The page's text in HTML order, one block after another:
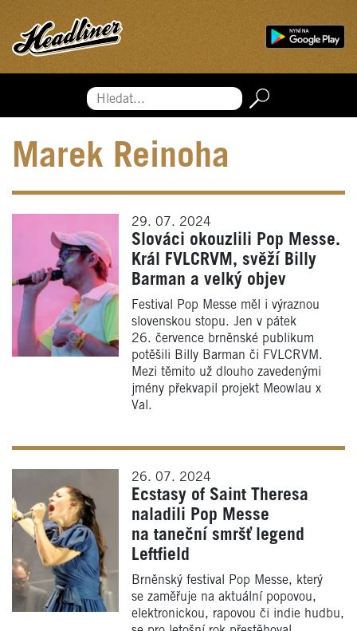
Hledat...
Marek Reinoha
29. 07. 2024
Slováci okouzlili Pop Messe.
Král FVLCRVM, svěží Billy
Barman a velký objev
Festival Pop Messe měl i výraznou
slovenskou stopu. Jen v pátek
26. července brněnské publikum
potěšili Billy Barman či FVLCRVM.
Mezi těmito už dlouho zavedenými
jmény překvapil projekt Meowlau x
Val.
26. 07. 2024
Ecstasy of Saint Theresa
naladili Pop Messe
na taneční smršť legend
Leftfield
Brněnský festival Pop Messe, který
se zaměřuje na aktuální popovou,
elektronickou, rapovou či indie hudbu,